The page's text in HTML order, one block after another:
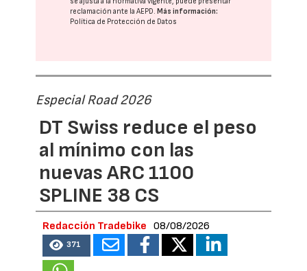
reclamación ante laAEPD.Más información:
Política de Protección de Datos
Especial Road 2026
DT Swiss reduce el peso
al mínimo con las
nuevas ARC 1100
SPLINE 38 CS
Redacción Tradebike 08/08/2026
371